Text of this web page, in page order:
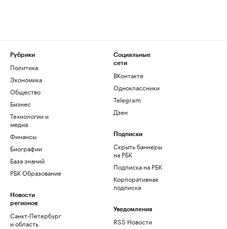
Рубрики
Политика
Экономика
Общество
Бизнес
Технологии и
медиа
Финансы
Биографии
База знаний
РБК Образование
Новости
регионов
Санкт-Петербург
и область
Социальные
сети
ВКонтакте
Одноклассники
Telegram
Дзен
Подписки
Скрыть баннеры
на РБК
Подписка на РБК
Корпоративная
подписка
Уведомления
RSS Новости